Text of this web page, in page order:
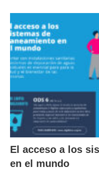
El acceso a los
en el mundo